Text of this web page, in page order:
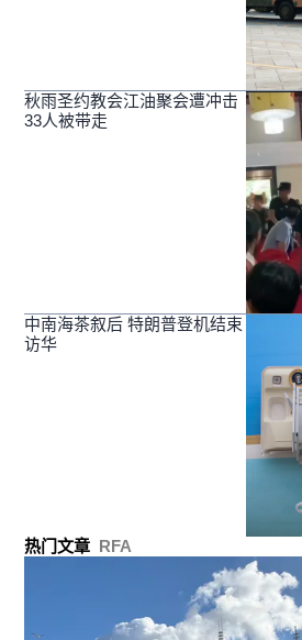
秋雨圣约教会江油聚会遭冲击
33人被带走
中南海茶叙后 特朗普登机结束
访华
热门文章 RFA